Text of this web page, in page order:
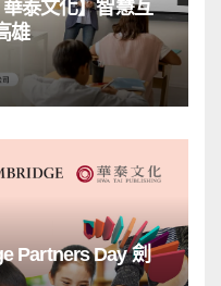
泰文化】智慧互
雄
Partners Day 劍